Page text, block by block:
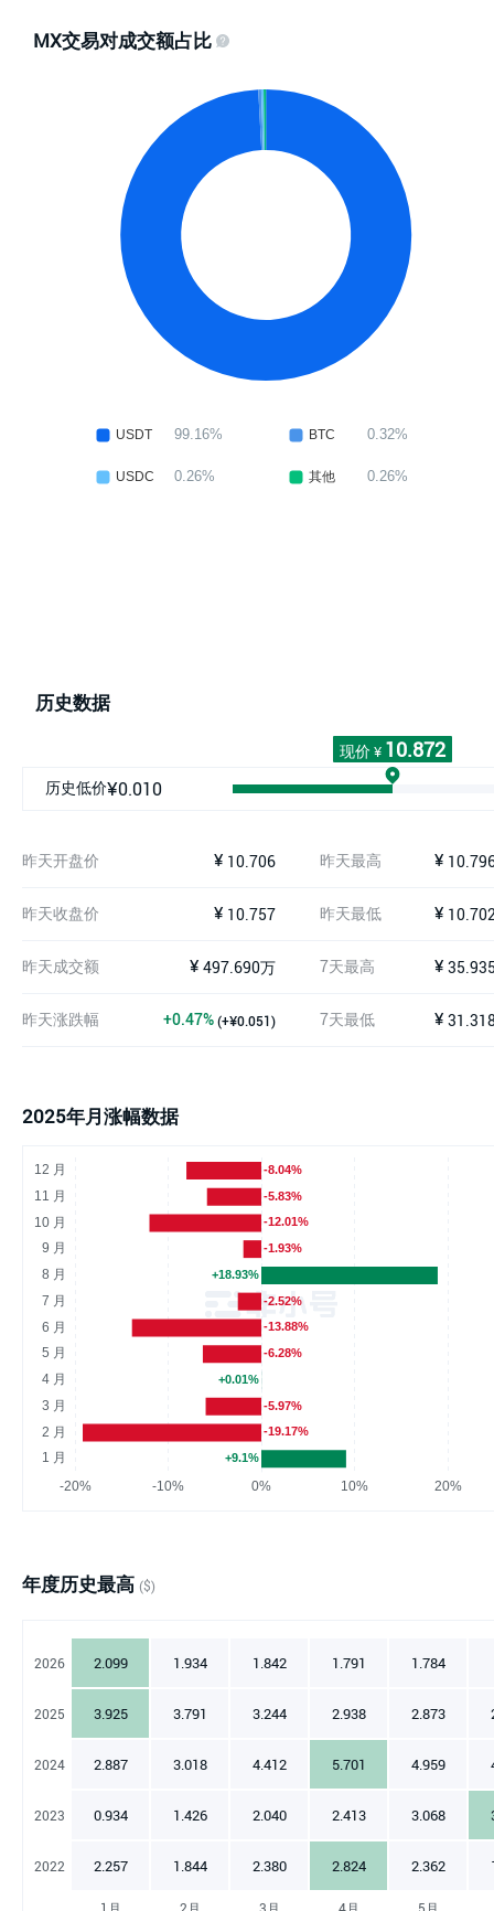
MX交易对成交额占比
历史数据
历史低价¥0.010
现价¥ 10.872
昨天开盘价 ¥ 10.706 昨天最高 ¥
昨天收盘价 ¥ 10.757 昨天最低 ¥
昨天成交额 ¥ 497.690万 7天最高 ¥
昨天涨跌幅 +0.47%(+¥0.051) 7天最低 ¥
2025年月涨幅数据
年度历史最高 ($)
2026 2.099 1.934 1.842 1.791 1.784
2025 3.925 3.791 3.244 2.938 2.873
2024 2.887 3.018 4.412 5.701 4.959
2023 0.934 1.426 2.040 2.413 3.068
2022 2.257 1.844 2.380 2.824 2.362